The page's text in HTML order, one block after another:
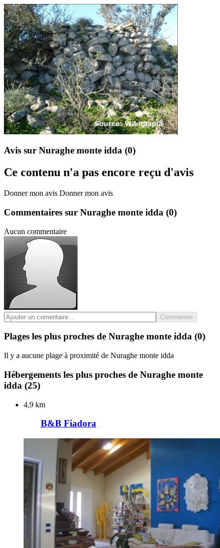
Avis sur Nuraghe monte idda (0)
Ce contenu n'a pas encore reçu d'avis
Donner mon avis Donner mon avis
Commentaires sur Nuraghe monte idda (0)
Aucun commentaire
Commenter
Plages les plus proches de Nuraghe monte idda (0)
Il y a aucune plage à proximité de Nuraghe monte idda
Hébergements les plus proches de Nuraghe monte
idda (25)
4,9 km
B&B Fiadora